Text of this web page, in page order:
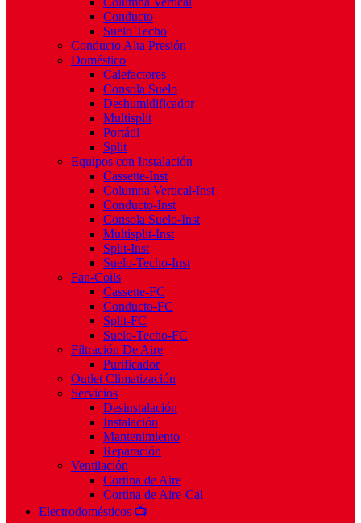
Conducto
Suelo Techo
Conducto Alta Presión
Doméstico
Calefactores
Consola Suelo
Deshumidificador
Multisplit
Portátil
Split
Equipos con Instalación
Cassette-Inst
Columna Vertical-Inst
Conducto-Inst
Consola Suelo-Inst
Multisplit-Inst
Split-Inst
Suelo-Techo-Inst
Fan-Coils
Cassette-FC
Conducto-FC
Split-FC
Suelo-Techo-FC
Filtración De Aire
Purificador
Outlet Climatización
Servicios
Desinstalación
Instalación
Mantenimiento
Reparación
Ventilación
Cortina de Aire
Cortina de Aire-Cal
Electrodomésticos 📺